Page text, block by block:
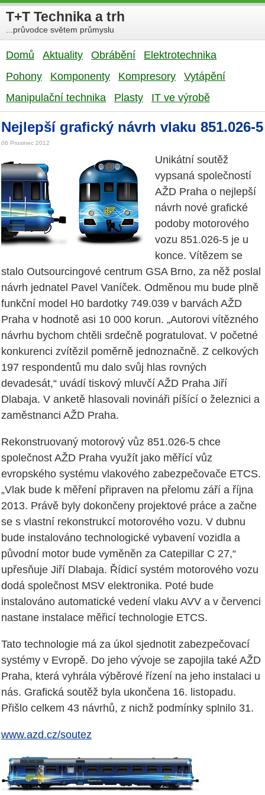
T+T Technika a trh
...průvodce světem průmyslu
Domů Aktuality Obrábění
Elektrotechnika
Pohony
Komponenty Kompresory
Vytápění
Manipulační technika
Plasty IT ve výrobě
Nejlepší grafický návrh vlaku 851.026-5
06 Prosinec 2012
Unikátní soutěž
vypsaná společností
AŽD Praha o nejlepší
návrh nové grafické
podoby motorového
vozu 851.026-5 je u
konce. Vítězem se
stalo Outsourcingové centrum GSA Brno, za něž poslal
návrh jednatel Pavel Vaníček. Odměnou mu bude plně
funkční model H0 bardotky 749.039 v barvách AŽD
Praha v hodnotě asi 10 000 korun. „Autorovi vítězného
návrhu bychom chtěli srdečně pogratulovat. V početné
konkurenci zvítězil poměrně jednoznačně. Z celkových
197 respondentů mu dalo svůj hlas rovných
devadesát,“ uvádí tiskový mluvčí AŽD Praha Jiří
Dlabaja. V anketě hlasovali novináři píšící o železnici a
zaměstnanci AŽD Praha.
Rekonstruovaný motorový vůz 851.026-5 chce
společnost AŽD Praha využít jako měřící vůz
evropského systému vlakového zabezpečovače ETCS.
„Vlak bude k měření připraven na přelomu září a října
2013. Právě byly dokončeny projektové práce a začne
se s vlastní rekonstrukcí motorového vozu. V dubnu
bude instalováno technologické vybavení vozidla a
původní motor bude vyměněn za Catepillar C 27,“
upřesňuje Jiří Dlabaja. Řídicí systém motorového vozu
dodá společnost MSV elektronika. Poté bude
instalováno automatické vedení vlaku AVV a v červenci
nastane instalace měřicí technologie ETCS.
Tato technologie má za úkol sjednotit zabezpečovací
systémy v Evropě. Do jeho vývoje se zapojila také AŽD
Praha, která vyhrála výběrové řízení na jeho instalaci u
nás. Grafická soutěž byla ukončena 16. listopadu.
Přišlo celkem 43 návrhů, z nichž podmínky splnilo 31.
www.azd.cz/soutez